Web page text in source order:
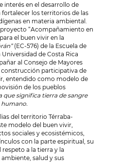
interés en el desarrollo de
los territorios de las
en materia ambiental.
“Acompañamiento en
el buen vivir en la
(EC-576) de la Escuela de
Universidad de Costa Rica
al Consejo de Mayores
construcción participativa de
entendido como modelo de
de los pueblos
que significa tierra de sangre
humano.
del territorio Térraba-
modelo del buen vivir,
sociales y ecosistémicos,
con la parte espiritual, su
a la tierra y la
salud y sus